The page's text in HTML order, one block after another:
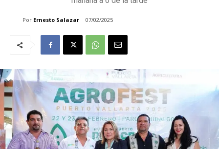
Por Ernesto Salazar 07/02/2025